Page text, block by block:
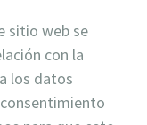
sitio web se
con la
los datos